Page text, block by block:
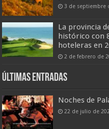
3 de septiembre
La provincia
histórico con
hoteleras en
2 de febrero de
Últimas entradas
Noches de
22 de julio de